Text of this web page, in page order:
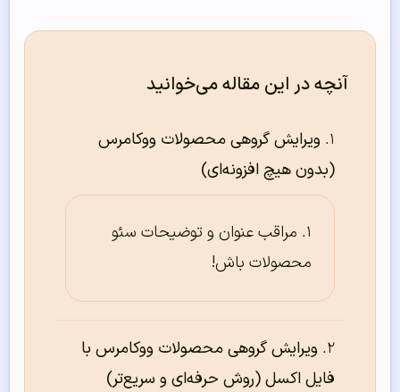
آنچه در این مقاله می‌خوانید
ویرایش گروهی محصولات ووکامرس
(بدون هیچ افزونه‌ای)
مراقب عنوان و توضیحات سئو
محصولات باش!
ویرایش گروهی محصولات ووکامرس با
فایل اکسل (روش حرفه‌ای و سریع‌تر)